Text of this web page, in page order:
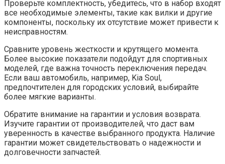
Проверьте комплектность, убедитесь, что в набор входят
все необходимые элементы, такие как вилки и другие
компоненты, поскольку их отсутствие может привести к
неисправностям.
Сравните уровень жесткости и крутящего момента.
Более высокие показатели подойдут для спортивных
моделей, где важна точность переключения передач.
Если ваш автомобиль, например, Kia Soul,
предпочтителен для городских условий, выбирайте
более мягкие варианты.
Обратите внимание на гарантии и условия возврата.
Изучите гарантии от производителей, что даст вам
уверенность в качестве выбранного продукта. Наличие
гарантии может свидетельствовать о надежности и
долговечности запчастей.